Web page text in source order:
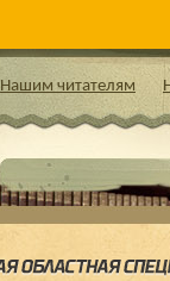
Нашим читателям